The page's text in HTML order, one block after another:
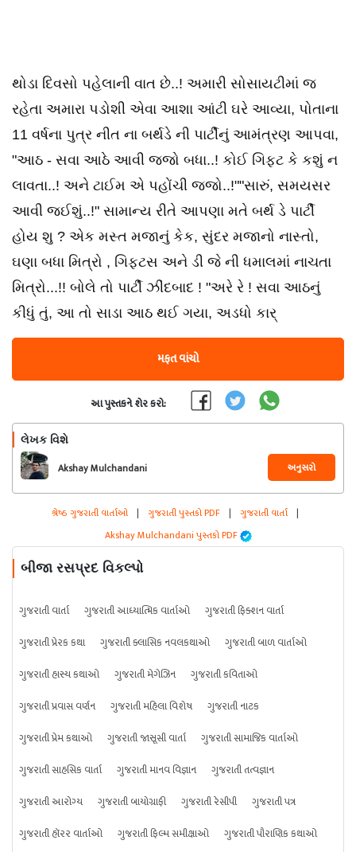
થોડા દિવસો પહેલાની વાત છે..! અમારી સોસાયટીમાં જ
રહેતા અમારા પડોશી એવા આશા આંટી ઘરે આવ્યા, પોતાના
11 વર્ષના પુત્ર નીત ના બર્થડે ની પાર્ટીનું આમંત્રણ આપવા,
"આઠ - સવા આઠે આવી જજો બધા..! કોઈ ગિફ્ટ કે કશું ન
લાવતા..! અને ટાઈમ એ પહોંચી જજો..!""સારું, સમયસર
આવી જઈશું..!" સામાન્ય રીતે આપણા મતે બર્થ ડે પાર્ટી
હોય શુ ? એક મસ્ત મજાનું કેક, સુંદર મજાનો નાસ્તો,
ઘણા બધા મિત્રો , ગિફ્ટસ અને ડી જે ની ધમાલમાં નાચતા
મિત્રો...!! બોલે તો પાર્ટી ઝીંદબાદ ! "અરે રે ! સવા આઠનું
કીધું તું, આ તો સાડા આઠ થઈ ગયા, અડધો કાર્
મફત વાંચો
આ પુસ્તકને શેર કરો:
લેખક વિશે
Akshay Mulchandani અનુસરો
શ્રેષ્ઠ ગુજરાતી વાર્તાઓ | ગુજરાતી પુસ્તકો PDF | ગુજરાતી વાર્તા |
Akshay Mulchandani પુસ્તકો PDF
બીજા રસપ્રદ વિકલ્પો
ગુજરાતી વાર્તા ગુજરાતી આધ્યાત્મિક વાર્તાઓ
ગુજરાતી ફિક્શન વાર્તા
ગુજરાતી પ્રેરક કથા
ગુજરાતી ક્લાસિક નવલકથાઓ
ગુજરાતી બાળ વાર્તાઓ
ગુજરાતી હાસ્ય કથાઓ
ગુજરાતી મેગેઝિન
ગુજરાતી કવિતાઓ
ગુજરાતી પ્રવાસ વર્ણન
ગુજરાતી મહિલા વિશેષ
ગુજરાતી નાટક
ગુજરાતી પ્રેમ કથાઓ
ગુજરાતી જાસૂસી વાર્તા
ગુજરાતી સામાજિક વાર્તાઓ
ગુજરાતી સાહસિક વાર્તા
ગુજરાતી માનવ વિજ્ઞાન
ગુજરાતી તત્વજ્ઞાન
ગુજરાતી આરોગ્ય
ગુજરાતી બાયોગ્રાફી ગુજરાતી રેસીપી
ગુજરાતી પત્ર
ગુજરાતી હૉરર વાર્તાઓ
ગુજરાતી ફિલ્મ સમીક્ષાઓ ગુજરાતી પૌરાણિક કથાઓ